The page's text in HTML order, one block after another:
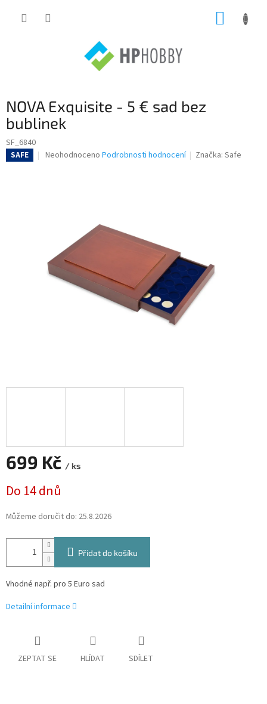
NOVA Exquisite - 5 € sad bez
bublinek
SF_6840
SAFE
Průměrné
hvězdiček.
Neohodnoceno Podrobnosti hodnocení Značka:Safe
699 Kč / ks
cena:
Do 14 dnů
Můžeme doručit do: 25.8.2026
Přidat do košíku
Vhodné např. pro 5 Euro sad
Detailní informace
ZEPTAT SE HLÍDAT SDÍLET